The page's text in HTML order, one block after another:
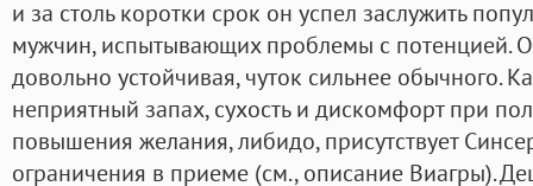
и за столь коротки срок он успел заслужить
мужчин, испытывающих проблемы с потенцией.
довольно устойчивая, чуток сильнее обычного.
неприятный запах, сухость и дискомфорт при
повышения желания, либидо, присутствует
ограничения в приеме (см., описание Виагры).